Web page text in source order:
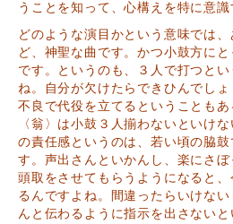
うことを知って、心構えを特に意識
どのような演目かという意味では
ど、神聖な曲です。かつ小鼓方に
です。というのも、３人で打つと
ね。自分が欠けたらできひんでし
不良で代役を立てるということもあ
〈翁〉は小鼓３人揃わないといけ
の責任感というのは、若い頃の脇
す。声出さんといかんし、楽にさ
頭取をさせてもらうようになると
るんですよね。間違ったらいけな
んと伝わるように指示を出さない